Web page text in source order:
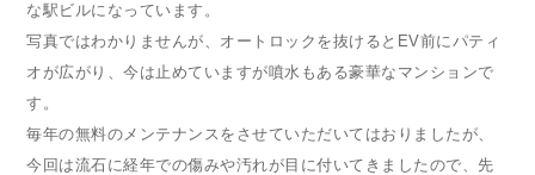
な駅ビルになっています。
写真ではわかりませんが、オートロックを抜けるとEV前にパティ
オが広がり、今は止めていますが噴水もある豪華なマンションで
す。
毎年の無料のメンテナンスをさせていただいてはおりましたが、
今回は流石に経年での傷みや汚れが目に付いてきましたので、先